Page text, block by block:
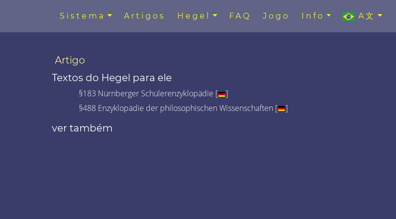
Sistema Artigos Hegel FAQ Jogo Info A文
Artigo
Textos do Hegel para ele
§183 Nürnberger Schülerenzyklopädie [
]
§488 Enzyklopädie der philosophischen Wissenschaften [
]
ver também